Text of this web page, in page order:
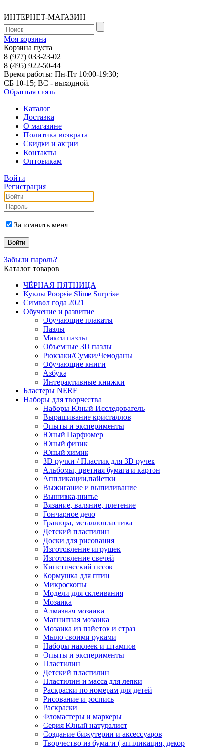
ИНТЕРНЕТ-МАГАЗИН
Моя корзина
Корзина пуста
8 (977) 033-23-02
8 (495) 922-50-44
Время работы: Пн-Пт 10:00-19:30;
СБ 10-15; ВС - выходной.
Обратная связь
Каталог
Доставка
О магазине
Политика возврата
Скидки и акции
Контакты
Оптовикам
Войти
Регистрация
Запомнить меня
Забыли пароль?
Каталог товаров
ЧЁРНАЯ ПЯТНИЦА
Куклы Poopsie Slime Surprise
Символ года 2021
Обучение и развитие
Обучающие плакаты
Пазлы
Макси пазлы
Объемные 3D пазлы
Рюкзаки/Сумки/Чемоданы
Обучающие книги
Азбука
Интерактивные книжки
Бластеры NERF
Наборы для творчества
Наборы Юный Исследователь
Выращивание кристаллов
Опыты и эксперименты
Юный Парфюмер
Юный физик
Юный химик
3D ручки / Пластик для 3D ручек
Альбомы, цветная бумага и картон
Аппликации,пайетки
Выжигание и выпиливание
Вышивка,шитье
Вязание, валяние, плетение
Гончарное дело
Гравюра, металлопластика
Детский пластилин
Доски для рисования
Изготовление игрушек
Изготовление свечей
Кинетический песок
Кормушка для птиц
Микроскопы
Модели для склеивания
Мозаика
Алмазная мозаика
Магнитная мозаика
Мозаика из пайеток и страз
Мыло своими руками
Наборы наклеек и штампов
Опыты и эксперименты
Пластилин
Детский пластилин
Пластилин и масса для лепки
Раскраски по номерам для детей
Рисование и роспись
Раскраски
Фломастеры и маркеры
Серия Юный натуралист
Создание бижутерии и аксессуаров
Творчество из бумаги ( аппликация, декор